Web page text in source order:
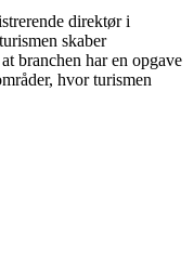
direktør i
skaber
branchen har en opgave
hvor turismen